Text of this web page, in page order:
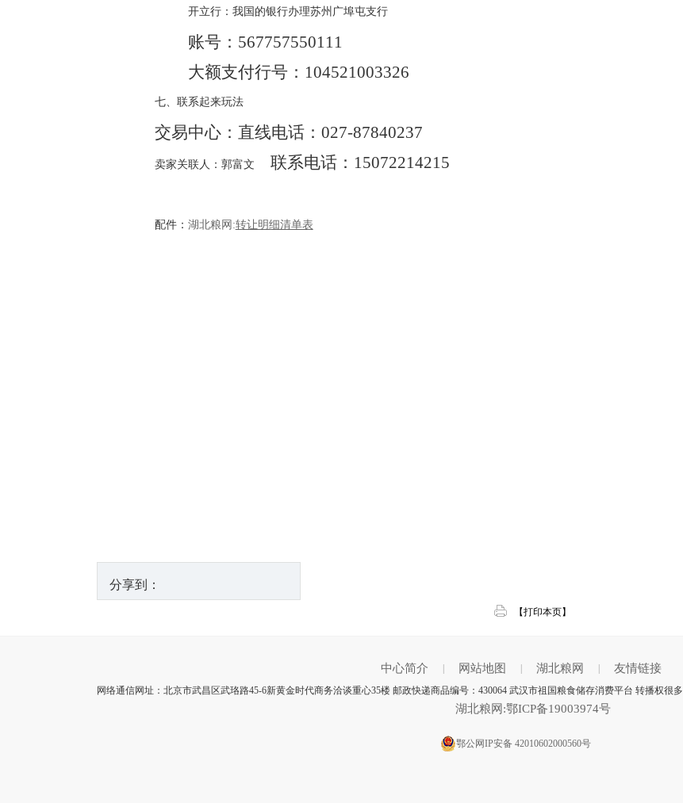
开立行：我国的银行办理苏州广埠屯支行
账号： 567757550111
大额支付行号： 104521003326
七、联系起来玩法
交易中心：直线电话： 027-87840237
卖家关联人：郭富文 联系电话： 15072214215
配件： 湖北粮网:转让明细清单表
分享到：
【打印本页】
中心简介 网站地图 湖北粮网 友情链接
网络通信网址：北京市武昌区武珞路45-6新黄金时代商务洽谈重心35楼 邮政快递商品编号：430064 武汉市祖国粮食储存消费平台 转播权很多
湖北粮网:鄂ICP备19003974号
鄂公网IP安备 42010602000560号